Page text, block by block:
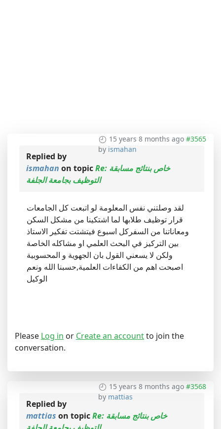
15 years 8 months ago #3565
by ismahan
Replied by
ismahan on topicRe: خاص بنتائج مسابقة
التوظيف بجامعة الجلفة
لقد وصلتني نفس المعلومة لو اتبعت كل الجامعات
قرار توظيف طلابها لما اشتكينا من مشكل السكن
ومعاناتنا من السفركل اسبوع فيتشتت تفكير الاستاذ
بين التركيز في البحث العلمي او مشاكله الخاصة
ولكن لا يسعني القول بان الجهوية و المحسوبية
اصبحت اهم من الكفاءات العلمية,حسبنا الله ونعم
الوكيل
Please Log in or Create an accountto join the
conversation.
15 years 8 months ago #3568
by mattias
Replied by
mattias on topicRe: خاص بنتائج مسابقة